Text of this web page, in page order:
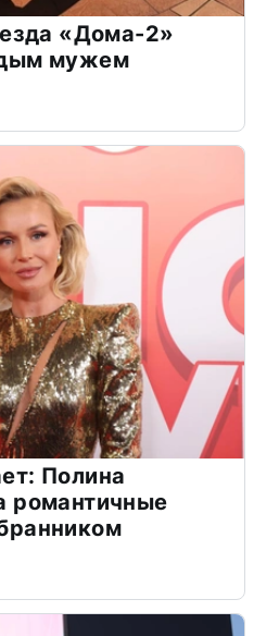
«Дома-2»
мужем
Полина
романтичные